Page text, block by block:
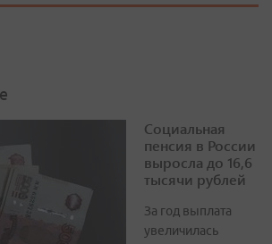
Социальная
пенсия в России
выросла до 16,6
тысячи рублей
За год выплата
увеличилась